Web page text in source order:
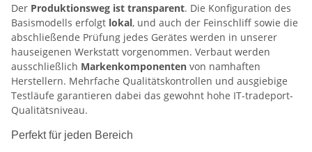
Der Produktionsweg ist transparent. Die Konfiguration des
Basismodells erfolgt lokal, und auch der Feinschliff sowie die
abschließende Prüfung jedes Gerätes werden in unserer
hauseigenen Werkstatt vorgenommen. Verbaut werden
ausschließlich Markenkomponenten von namhaften
Herstellern. Mehrfache Qualitätskontrollen und ausgiebige
Testläufe garantieren dabei das gewohnt hohe IT-tradeport-
Qualitätsniveau.
Perfekt für jeden Bereich